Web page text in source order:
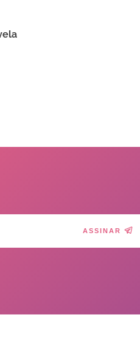
ASSINAR